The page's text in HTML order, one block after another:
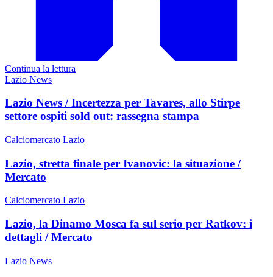
Continua la lettura
Lazio News
Lazio News / Incertezza per Tavares, allo Stirpe
settore ospiti sold out: rassegna stampa
Calciomercato Lazio
Lazio, stretta finale per Ivanovic: la situazione /
Mercato
Calciomercato Lazio
Lazio, la Dinamo Mosca fa sul serio per Ratkov: i
dettagli / Mercato
Lazio News